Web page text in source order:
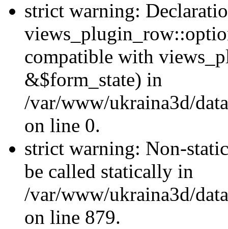
strict warning:
compatible with
&$form_state) in
/var/www/ukraina3d/
on line 0.
strict warning: Non-
be called statically in
/var/www/ukraina3d/
on line 879.